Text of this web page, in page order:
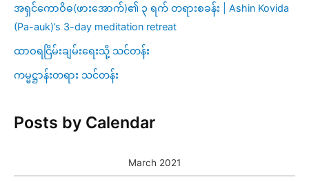
အရှင်ကောဝိဓ(ဖားအောက်)၏ ၃ ရက် တရားစခန်း | Ashin Kovida
(Pa-auk)’s 3-day meditation retreat
ထာဝရငြိမ်းချမ်းရေးသို့ သင်တန်း
ကမ္မဋ္ဌာန်းတရား သင်တန်း
Posts by Calendar
March 2021